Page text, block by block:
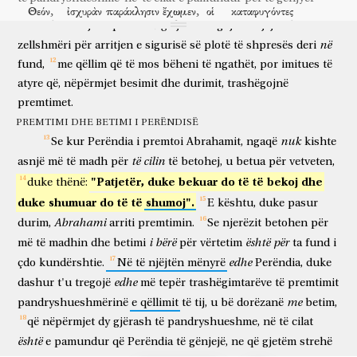
Θεόν,
ἰσχυρὰν παράκλησιν ἔχωμεν, οἱ καταφυγόντες
κρατῆσαι
për të kapur fort
τῆς προκειμένης
që parashtrohet
ἐλπίδος;
shpresën të cilën si
ἄγκυραν
spirancë
ἔχομεν
kemi
τῆς ψυχῆς,
të shpirtit
ἀσφαλῆ
të sigurt
τε
e
καὶ
dhe
βεβαίαν,
të qëndrueshme
ἐσώτερον
καταπετάσματος,
e perdes
ὅπου
ku
πρόδρομος
për Jezusi
sipas
τὴν τάξιν
rendit
Μελχισέδεκ,
të Melkisedekut
ἀρχιερεὺς
kryeprift
γενόμενος
duke u bërë
εἰς
për
τὸν
αἰῶνα.
përjetësinë
shërbyet dhe po vazhdoni duke iu shërbyer
shenjtorëve.
dëshirojmë që ju tregojë
njëjtën
zellshmëri për arritjen e sigurisë së plotë të shpresës deri në
fund, me qëllim që të mos bëheni të ngathët, por imitues të
atyre që, nëpërmjet besimit dhe durimit, trashëgojnë
premtimet.
PREMTIMI DHE BETIMI I PERËNDISË
Se kur Perëndia i premtoi Abrahamit, ngaqë nuk kishte
asnjë më të madh për të cilin të betohej, u betua për vetveten,
duke thënë: "Patjetër, duke bekuar do të të bekoj dhe
duke shumuar do të të shumoj". E kështu, duke pasur
durim, Abrahami arriti premtimin. Se njerëzit betohen për
më të madhin dhe betimi i bërë për vërtetim është për ta fund i
çdo kundërshtie. Në të njëjtën mënyrë edhe Perëndia, duke
dashur t'u tregojë edhe më tepër trashëgimtarëve të premtimit
pandryshueshmërinë e qëllimit të tij, u bë dorëzanë me betim,
që nëpërmjet dy gjërash të pandryshueshme, në të cilat
është e pamundur që Perëndia të gënjejë, ne që gjetëm strehë